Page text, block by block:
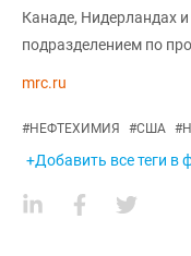
Канаде, Нидерландах
подразделением по
mrc.ru
#НЕФТЕХИМИЯ #США #
+Добавить все теги в